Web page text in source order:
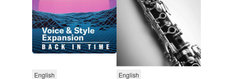
English English